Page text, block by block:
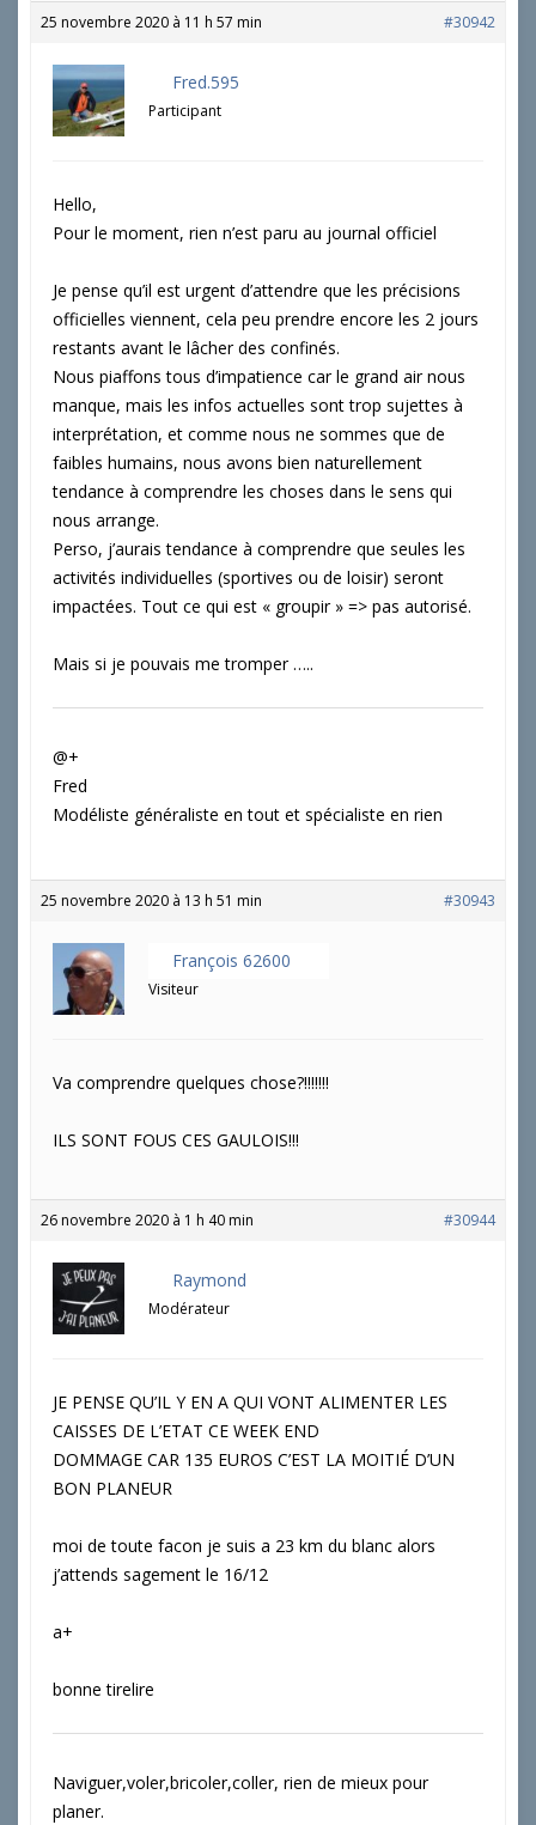
25 novembre 2020 à 11 h 57 min #30942
Fred.595
Participant
Hello,
Pour le moment, rien n’est paru au journal officiel
Je pense qu’il est urgent d’attendre que les précisions
officielles viennent, cela peu prendre encore les 2 jours
restants avant le lâcher des confinés.
Nous piaffons tous d’impatience car le grand air nous
manque, mais les infos actuelles sont trop sujettes à
interprétation, et comme nous ne sommes que de
faibles humains, nous avons bien naturellement
tendance à comprendre les choses dans le sens qui
nous arrange.
Perso, j’aurais tendance à comprendre que seules les
activités individuelles (sportives ou de loisir) seront
impactées. Tout ce qui est « groupir » => pas autorisé.
Mais si je pouvais me tromper …..
@+
Fred
Modéliste généraliste en tout et spécialiste en rien
25 novembre 2020 à 13 h 51 min #30943
François 62600
Visiteur
Va comprendre quelques chose?!!!!!!!
ILS SONT FOUS CES GAULOIS!!!
26 novembre 2020 à 1 h 40 min #30944
Raymond
Modérateur
JE PENSE QU’IL Y EN A QUI VONT ALIMENTER LES
CAISSES DE L’ETAT CE WEEK END
DOMMAGE CAR 135 EUROS C’EST LA MOITIÉ D’UN
BON PLANEUR
moi de toute facon je suis a 23 km du blanc alors
j’attends sagement le 16/12
a+
bonne tirelire
Naviguer,voler,bricoler,coller, rien de mieux pour
planer.